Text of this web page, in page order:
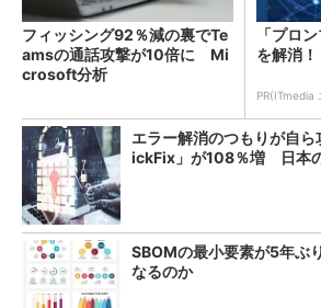
フィッシング92％減の裏でTe
amsの通話攻撃が10倍に Mi
crosoft分析
「プロ
を解消
PR(ITmedia
エラー解消のつもりが自
ickFix」が108％増 日本
SBOMの最小要素が5年ぶ
なるのか